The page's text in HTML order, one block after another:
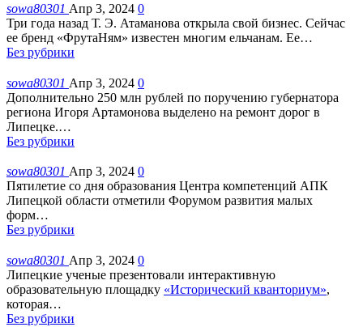
sowa80301 Апр 3, 2024 0
Три года назад Т. Э. Атаманова открыла свой бизнес. Сейчас
ее бренд «ФрутаНям» известен многим ельчанам. Ее…
Без рубрики
sowa80301 Апр 3, 2024 0
Дополнительно 250 млн рублей по поручению губернатора
региона Игоря Артамонова выделено на ремонт дорог в
Липецке.…
Без рубрики
sowa80301 Апр 3, 2024 0
Пятилетие со дня образования Центра компетенций АПК
Липецкой области отметили Форумом развития малых
форм…
Без рубрики
sowa80301 Апр 3, 2024 0
Липецкие ученые презентовали интерактивную
образовательную площадку «Исторический кванториум»,
которая…
Без рубрики